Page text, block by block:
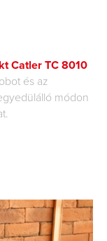
Catler TC 8010
és az
módon